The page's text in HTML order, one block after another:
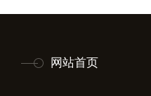
网站首页